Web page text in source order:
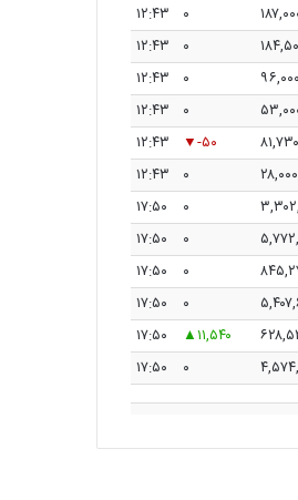
۰
۱۲:۴۳
۰
۱۲:۴۳
۰
۱۲:۴۳
۰
۱۲:۴۳
-۵۰
۱۲:۴۳
۰
۱۲:۴۳
۰
۱۷:۵۰
۰
۱۷:۵۰
۰
۱۷:۵۰
۰
۱۷:۵۰
۱۱,۵۴۰
۱۷:۵۰
۰ ۱۷:۵۰